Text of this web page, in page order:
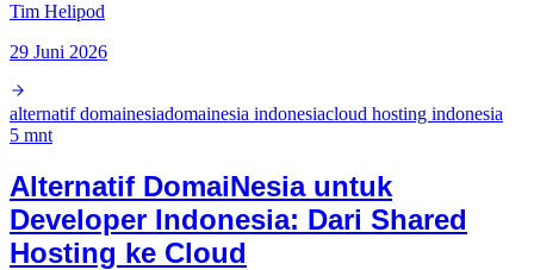
Tim Helipod
29 Juni 2026
alternatif domainesiadomainesia indonesiacloud hosting indonesia
5 mnt
Alternatif DomaiNesia untuk
Developer Indonesia: Dari Shared
Hosting ke Cloud